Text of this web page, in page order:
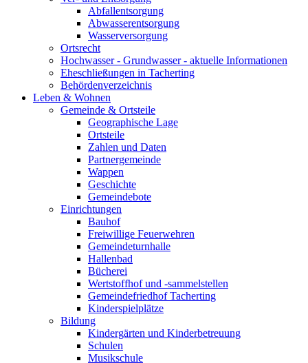
Abfallentsorgung
Abwasserentsorgung
Wasserversorgung
Ortsrecht
Hochwasser - Grundwasser - aktuelle Informationen
Eheschließungen in Tacherting
Behördenverzeichnis
Leben & Wohnen
Gemeinde & Ortsteile
Geographische Lage
Ortsteile
Zahlen und Daten
Partnergemeinde
Wappen
Geschichte
Gemeindebote
Einrichtungen
Bauhof
Freiwillige Feuerwehren
Gemeindeturnhalle
Hallenbad
Bücherei
Wertstoffhof und -sammelstellen
Gemeindefriedhof Tacherting
Kinderspielplätze
Bildung
Kindergärten und Kinderbetreuung
Schulen
Musikschule